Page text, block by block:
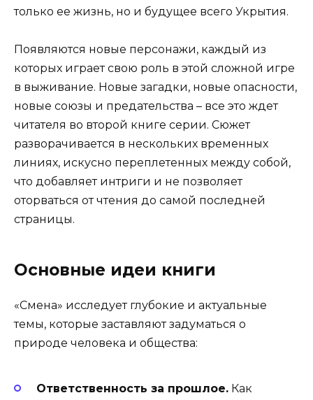
только ее жизнь, но и будущее всего Укрытия.
Появляются новые персонажи, каждый из
которых играет свою роль в этой сложной игре
в выживание. Новые загадки, новые опасности,
новые союзы и предательства – все это ждет
читателя во второй книге серии. Сюжет
разворачивается в нескольких временных
линиях, искусно переплетенных между собой,
что добавляет интриги и не позволяет
оторваться от чтения до самой последней
страницы.
Основные идеи книги
«Смена» исследует глубокие и актуальные
темы, которые заставляют задуматься о
природе человека и общества:
Ответственность за прошлое. Как